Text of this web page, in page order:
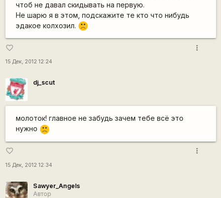
чтоб не давал скидывать на первую.
Не шарю я в этом, подскажите те кто что нибудь
эдакое колхозил. :'(
favorite_border
15 Дек, 2012 12:24
more_vert
dj_scut
молоток! главное не забудь зачем тебе всё это
нужно
:(
favorite_border
15 Дек, 2012 12:34
more_vert
Sawyer_Angels
Автор